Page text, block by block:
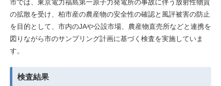
市では、東京電力福島第一原子力発電所の事故に伴う放射性物質
の拡散を受け、柏市産の農産物の安全性の確認と風評被害の防止
を目的として、市内のJAや公設市場、農産物直売所などと連携を
図りながら市のサンプリング計画に基づく検査を実施していま
す。
検査結果